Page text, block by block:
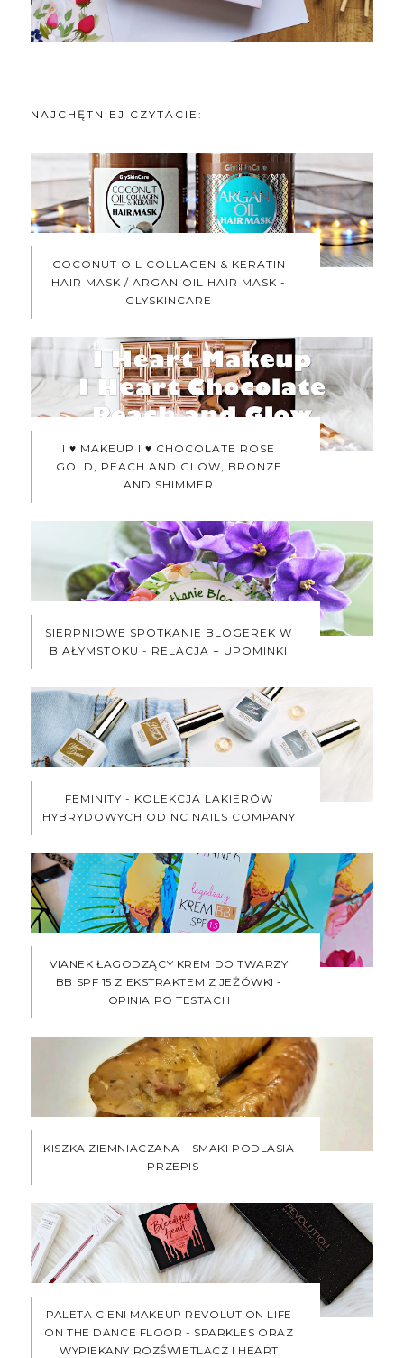
NAJCHĘTNIEJ CZYTACIE:
COCONUT OIL COLLAGEN & KERATIN
HAIR MASK / ARGAN OIL HAIR MASK -
GLYSKINCARE
I ♥ MAKEUP I ♥ CHOCOLATE ROSE
GOLD, PEACH AND GLOW, BRONZE
AND SHIMMER
SIERPNIOWE SPOTKANIE BLOGEREK W
BIAŁYMSTOKU - RELACJA + UPOMINKI
FEMINITY - KOLEKCJA LAKIERÓW
HYBRYDOWYCH OD NC NAILS COMPANY
VIANEK ŁAGODZĄCY KREM DO TWARZY
BB SPF 15 Z EKSTRAKTEM Z JEŻÓWKI -
OPINIA PO TESTACH
KISZKA ZIEMNIACZANA - SMAKI PODLASIA
- PRZEPIS
PALETA CIENI MAKEUP REVOLUTION LIFE
ON THE DANCE FLOOR - SPARKLES ORAZ
WYPIEKANY ROZŚWIETLACZ I HEART